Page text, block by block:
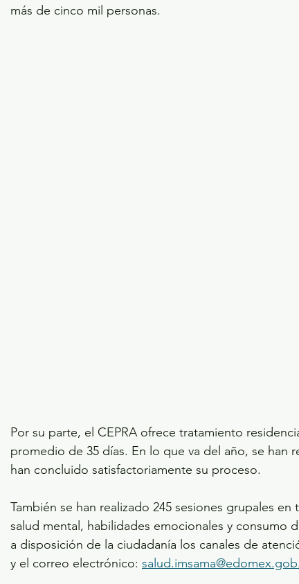
más de cinco mil personas.
Por su parte, el CEPRA ofrece tratamiento
promedio de 35 días. En lo que va del año, se han
han concluido satisfactoriamente su proceso.
También se han realizado 245 sesiones grupales
salud mental, habilidades emocionales y consumo
a disposición de la ciudadanía los canales de
y el correo electrónico: